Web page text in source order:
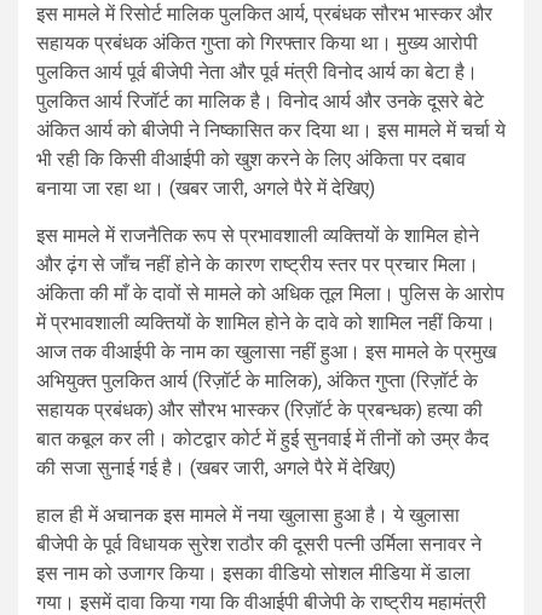
इस मामले में रिसोर्ट मालिक पुलकित आर्य, प्रबंधक सौरभ भास्कर और
सहायक प्रबंधक अंकित गुप्ता को गिरफ्तार किया था। मुख्य आरोपी
पुलकित आर्य पूर्व बीजेपी नेता और पूर्व मंत्री विनोद आर्य का बेटा है।
पुलकित आर्य रिजॉर्ट का मालिक है। विनोद आर्य और उनके दूसरे बेटे
अंकित आर्य को बीजेपी ने निष्कासित कर दिया था। इस मामले में चर्चा ये
भी रही कि किसी वीआईपी को खुश करने के लिए अंकिता पर दबाव
बनाया जा रहा था। (खबर जारी, अगले पैरे में देखिए)
इस मामले में राजनैतिक रूप से प्रभावशाली व्यक्तियों के शामिल होने
और ढ़ंग से जाँच नहीं होने के कारण राष्ट्रीय स्तर पर प्रचार मिला।
अंकिता की माँ के दावों से मामले को अधिक तूल मिला। पुलिस के आरोप
में प्रभावशाली व्यक्तियों के शामिल होने के दावे को शामिल नहीं किया।
आज तक वीआईपी के नाम का खुलासा नहीं हुआ। इस मामले के प्रमुख
अभियुक्त पुलकित आर्य (रिज़ॉर्ट के मालिक), अंकित गुप्ता (रिज़ॉर्ट के
सहायक प्रबंधक) और सौरभ भास्कर (रिज़ॉर्ट के प्रबन्धक) हत्या की
बात कबूल कर ली। कोटद्वार कोर्ट में हुई सुनवाई में तीनों को उम्र कैद
की सजा सुनाई गई है। (खबर जारी, अगले पैरे में देखिए)
हाल ही में अचानक इस मामले में नया खुलासा हुआ है। ये खुलासा
बीजेपी के पूर्व विधायक सुरेश राठौर की दूसरी पत्नी उर्मिला सनावर ने
इस नाम को उजागर किया। इसका वीडियो सोशल मीडिया में डाला
गया। इसमें दावा किया गया कि वीआईपी बीजेपी के राष्ट्रीय महामंत्री